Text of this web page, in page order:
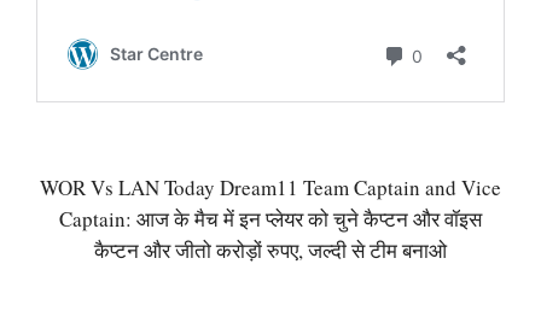
WOR Vs LAN Today Dream11 Team Captain and Vice
Captain: आज के मैच में इन प्लेयर को चुने कैप्टन और वॉइस
कैप्टन और जीतो करोड़ों रुपए, जल्दी से टीम बनाओ